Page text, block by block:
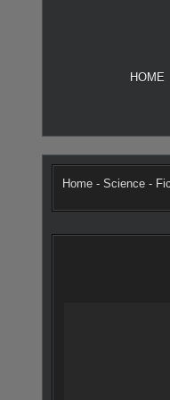
HOME
Home - Science -